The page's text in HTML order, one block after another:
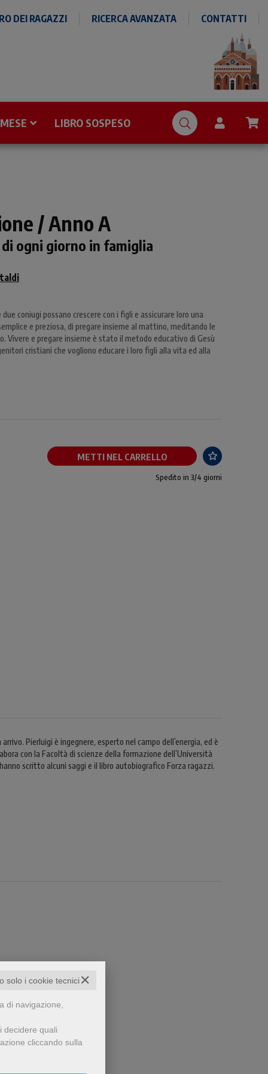
✕
solo i cookie tecnici
di navigazione,
decidere quali
cliccando sulla
DEI RAGAZZI RICERCA AVANZATA CONTATTI
LIBRO SOSPESO
/ Anno A
ogni giorno in famiglia
coniugi possano crescere con i figli e assicurare loro una
e preziosa, di pregare insieme al mattino, meditando le
Vivere e pregare insieme è stato il metodo educativo di Gesù
cristiani che vogliono educare i loro figli alla vita ed alla
METTI NEL CARRELLO
Spedito in 3/4 giorni
Pierluigi è ingegnere, esperto nel campo dell’energia, ed è
con la Facoltà di scienze della formazione dell’Università
scritto alcuni saggi e il libro autobiografico Forza ragazzi.